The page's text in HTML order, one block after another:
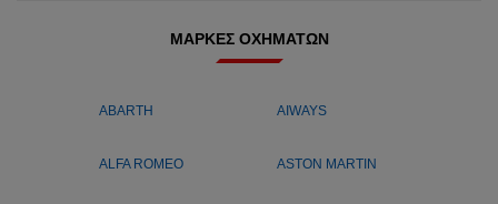
ΜΆΡΚΕΣ ΟΧΗΜΆΤΩΝ
ABARTH AIWAYS
ALFA ROMEO ASTON MARTIN